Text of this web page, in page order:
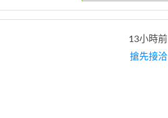
13小時前
搶先接洽